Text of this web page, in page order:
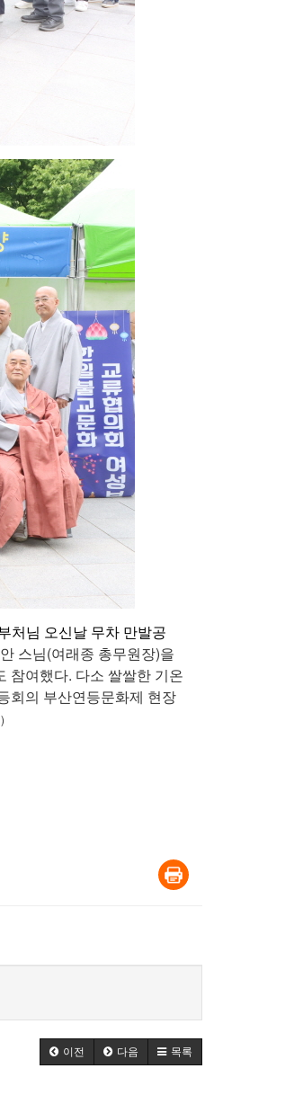
처님 오신날 무차 만발공
스님(여래종 총무원장)을
참여했다. 다소 쌀쌀한 기온
회의 부산연등문화제 현장
이전 다음 목록